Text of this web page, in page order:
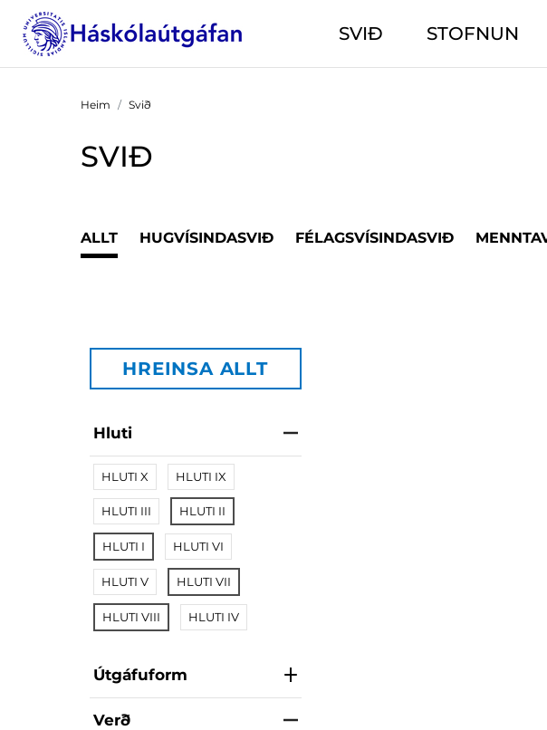
SVIÐ STOFNUN
Heim Svið
SVIÐ
ALLT HUGVÍSINDASVIÐ FÉLAGSVÍSINDASVIÐ
HREINSA ALLT
Hluti
HLUTI X HLUTI IX
HLUTI III HLUTI II
HLUTI I HLUTI VI
HLUTI V HLUTI VII
HLUTI VIII HLUTI IV
Útgáfuform
Verð